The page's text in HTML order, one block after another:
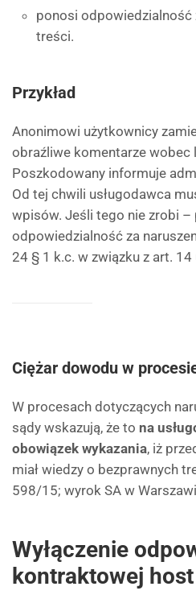
ponosi odpowiedzialność
treści.
Przykład
Anonimowi użytkownicy
obraźliwe komentarze wobec
Poszkodowany informuje
Od tej chwili usługodawca
wpisów. Jeśli tego nie zrobi –
odpowiedzialność za
24 § 1 k.c. w związku z art. 14
Ciężar dowodu w
W procesach dotyczących
sądy wskazują, że to na
obowiązek wykazania, iż
miał wiedzy o bezprawnych
598/15; wyrok SA w
Wyłączenie
kontraktowej